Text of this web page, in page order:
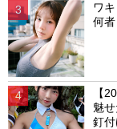
ワ
何者
【
魅
釘付